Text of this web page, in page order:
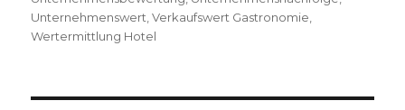
Unternehmenswert ,Verkaufswert Gastronomie
Wertermittlung Hotel